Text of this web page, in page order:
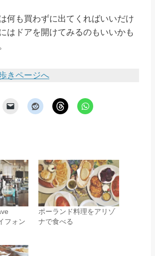
何も買わずに出てくればいいだけ
はドアを開けてみるのもいいかも
きページへ
フォン
ポーランド料理をアリゾ
ナで食べる